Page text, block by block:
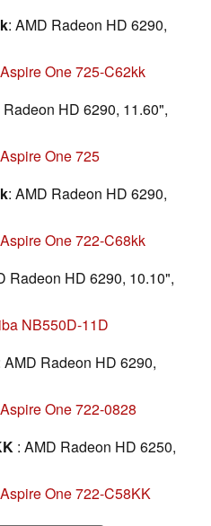
: AMD Radeon HD 6290,
One 725-C62kk
Radeon HD 6290, 11.60",
One 725
: AMD Radeon HD 6290,
One 722-C68kk
Radeon HD 6290, 10.10",
NB550D-11D
AMD Radeon HD 6290,
One 722-0828
: AMD Radeon HD 6250,
One 722-C58KK